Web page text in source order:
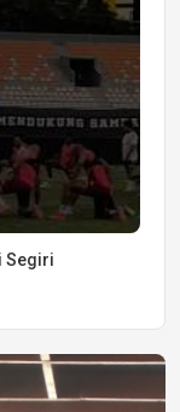
Segiri